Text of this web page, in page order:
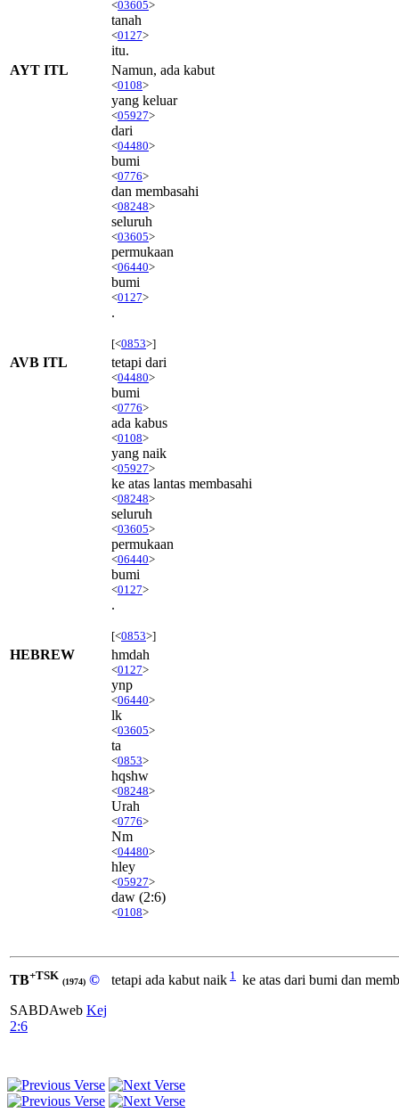
<03605>
tanah
<0127>
itu.
AYT ITL
Namun, ada kabut
<0108>
yang keluar
<05927>
dari
<04480>
bumi
<0776>
dan membasahi
<08248>
seluruh
<03605>
permukaan
<06440>
bumi
<0127>
.
[<0853>]
AVB ITL tetapi dari
<04480>
bumi
<0776>
ada kabus
<0108>
yang naik
<05927>
ke atas lantas membasahi
<08248>
seluruh
<03605>
permukaan
<06440>
bumi
<0127>
.
[<0853>]
HEBREW hmdah
<0127>
ynp
<06440>
lk
<03605>
ta
<0853>
hqshw
<08248>
Urah
<0776>
Nm
<04480>
hley
<05927>
daw (2:6)
<0108>
TB+TSK (1974) ©
SABDAweb Kej
2:6
tetapi ada kabut naik 1 ke atas dari bumi dan